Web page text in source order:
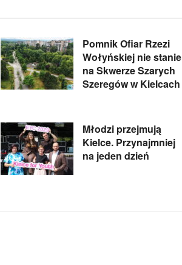
Pomnik Ofiar Rzezi
Wołyńskiej nie stanie
na Skwerze Szarych
Szeregów w Kielcach
Młodzi przejmują
Kielce. Przynajmniej
na jeden dzień